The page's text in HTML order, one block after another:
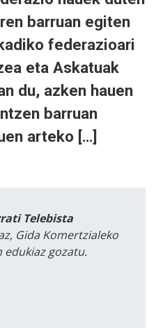
barruan egiten
federazioari
eta Askatuak
du, azken hauen
barruan
arteko […]
Telebista
Gida Komertzialeko
gozatu.